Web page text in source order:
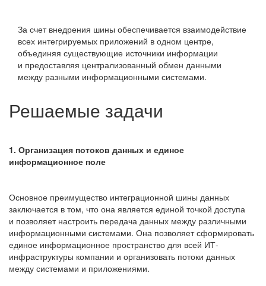
За счет внедрения шины обеспечивается взаимодействие
всех интегрируемых приложений в одном центре,
объединяя существующие источники информации
и предоставляя централизованный обмен данными
между разными информационными системами.
Решаемые задачи
1. Организация потоков данных и единое
информационное поле
Основное преимущество интеграционной шины данных
заключается в том, что она является единой точкой доступа
и позволяет настроить передача данных между различными
информационными системами. Она позволяет сформировать
единое информационное пространство для всей ИТ-
инфраструктуры компании и организовать потоки данных
между системами и приложениями.